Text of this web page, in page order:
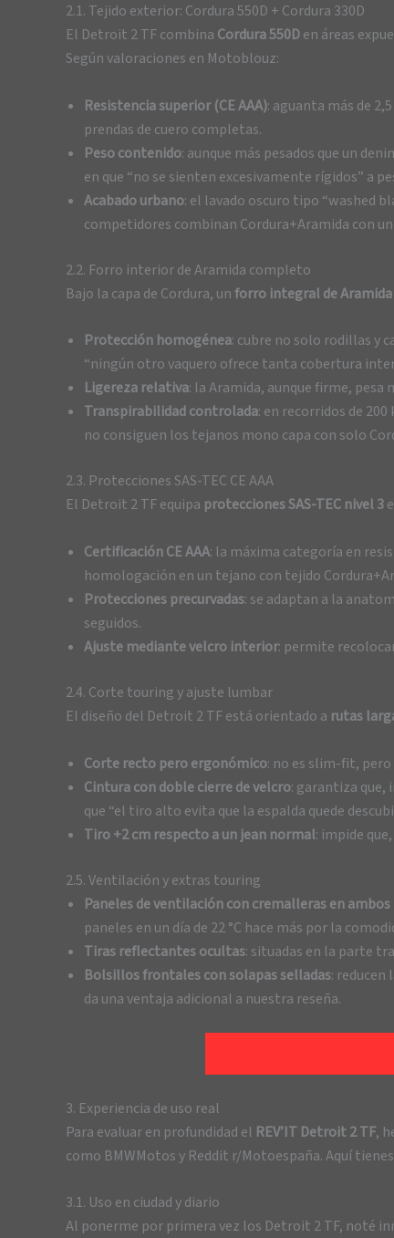
2.1. Tejido exterior: Cordura 550D + Cordura 330D
El Detroit 2 TF combina Cordura 550Den áreas
Según valoraciones en Motoblouz:
Resistencia superior (CE AAA): aguanta más de
prendas de cuero completas.
Peso contenido: aunque más pesados que un
en que “no se sienten excesivamente rígidos” a
Acabado urbano: el lavado oscuro tipo “washed
competidores combinan Cordura+Aramida con
2.2. Forro interior de Aramida completo
Bajo la capa de Cordura, un forro integral de Aramida
Protección homogénea: cubre no solo rodillas y
“ningún otro vaquero ofrece tanta cobertura
Ligereza relativa: la Aramida, aunque firme,
Transpirabilidad controlada: en recorridos de
no consiguen los tejanos mono capa con solo
2.3. Protecciones SAS-TEC CE AAA
El Detroit 2 TF equipa protecciones SAS-TEC nivel 3
Certificación CE AAA: la máxima categoría en
homologación en un tejano con tejido
Protecciones precurvadas: se adaptan a la
seguidos.
Ajuste mediante velcro interior: permite
2.4. Corte touring y ajuste lumbar
El diseño del Detroit 2 TF está orientado a rutas
Corte recto pero ergonómico: no es slim-fit,
Cintura con doble cierre de velcro: garantiza que,
que “el tiro alto evita que la espalda quede
Tiro +2 cm respecto a un jean normal: impide
2.5. Ventilación y extras touring
Paneles de ventilación con cremalleras en
paneles en un día de 22 °C hace más por la
Tiras reflectantes ocultas: situadas en la parte
Bolsillos frontales con solapas selladas: reducen
da una ventaja adicional a nuestra reseña.
3. Experiencia de uso real
Para evaluar en profundidad el REV’IT Detroit 2 TF,
como BMWMotos y Reddit r/Motoespaña. Aquí
3.1. Uso en ciudad y diario
Al ponerme por primera vez los Detroit 2 TF, noté